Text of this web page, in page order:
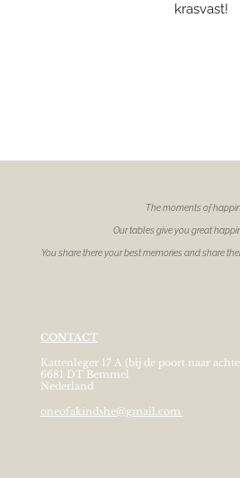
krasvast!
The moments of
Our tables give you great
You share there your best memories and share
CONTACT
Kattenleger 17 A (bij de poort naar
6681 DT Bemmel
Nederland
oneofakindshe@gmail.com